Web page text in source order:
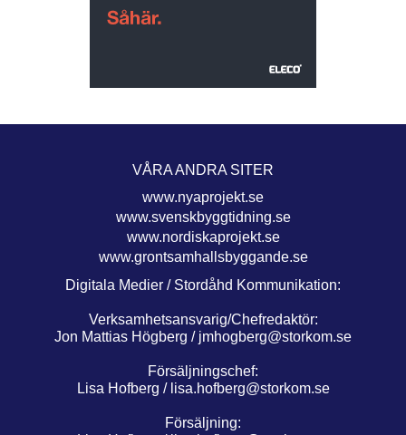
VÅRA ANDRA SITER
www.nyaprojekt.se
www.svenskbyggtidning.se
www.nordiskaprojekt.se
www.grontsamhallsbyggande.se
Digitala Medier / Stordåhd Kommunikation:
Verksamhetsansvarig/Chefredaktör:
Jon Mattias Högberg / jmhogberg@storkom.se
Försäljningschef:
Lisa Hofberg / lisa.hofberg@storkom.se
Försäljning: